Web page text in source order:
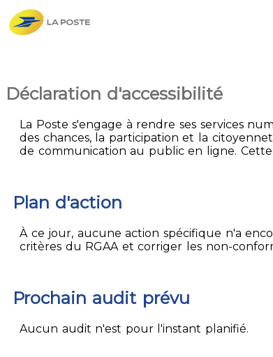
Déclaration d'accessibilité
La Poste s'engage à rendre ses services
des chances, la participation et la
de communication au public en ligne.
Plan d'action
À ce jour, aucune action spécifique n'a
critères du RGAA et corriger les non-
Prochain audit prévu
Aucun audit n'est pour l'instant planifié.